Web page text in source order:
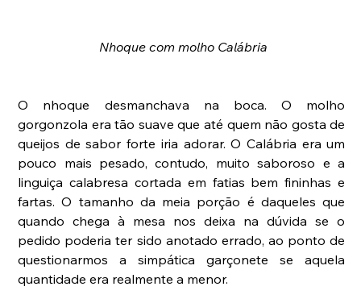
Nhoque com molho Calábria
O nhoque desmanchava na boca. O molho
gorgonzola era tão suave que até quem não gosta de
queijos de sabor forte iria adorar. O Calábria era um
pouco mais pesado, contudo, muito saboroso e a
linguiça calabresa cortada em fatias bem fininhas e
fartas. O tamanho da meia porção é daqueles que
quando chega à mesa nos deixa na dúvida se o
pedido poderia ter sido anotado errado, ao ponto de
questionarmos a simpática garçonete se aquela
quantidade era realmente a menor.